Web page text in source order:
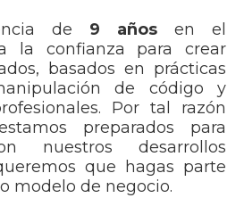
de 9 años en el
la confianza para crear
basados en prácticas
de código y
Por tal razón
preparados para
nuestros desarrollos
que hagas parte
modelo de negocio.